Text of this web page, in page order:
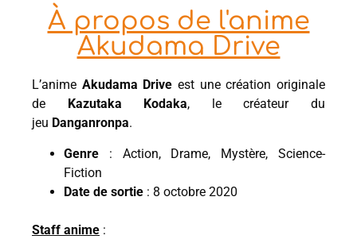
À propos de l'anime
Akudama Drive
L’anime Akudama Drive est une création originale
de Kazutaka Kodaka, le créateur du
jeu Danganronpa.
Genre : Action, Drame, Mystère, Science-
Fiction
Date de sortie : 8 octobre 2020
Staff anime :